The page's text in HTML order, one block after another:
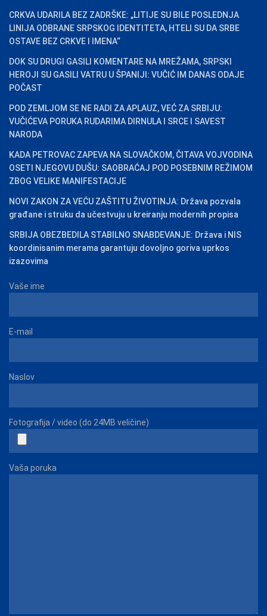
CRKVA UDARILA BEZ ZADRŠKE: „LITIJE SU BILE POSLEDNJA
LINIJA ODBRANE SRPSKOG IDENTITETA, HTELI SU DA SRBE
OSTAVE BEZ CRKVE I IMENA“
DOK SU DRUGI GASILI KOMENTARE NA MREŽAMA, SRPSKI
HEROJI SU GASILI VATRU U ŠPANIJI: VUČIĆ IM DANAS ODAJE
POČAST
POD ZEMLJOM SE NE RADI ZA APLAUZ, VEĆ ZA SRBIJU:
VUČIĆEVA PORUKA RUDARIMA DIRNULA I SRCE I SAVEST
NARODA
KADA PETROVAC ZAPEVA NA SLOVAČKOM, ČITAVA VOJVODINA
OSETI NJEGOVU DUŠU: SAOBRAĆAJ POD POSEBNIM REŽIMOM
ZBOG VELIKE MANIFESTACIJE
NOVI ZAKON ZA VEĆU ZAŠTITU ŽIVOTINJA: Država pozvala
građane i struku da učestvuju u kreiranju modernih propisa
SRBIJA OBEZBEDILA STABILNO SNABDEVANJE: Država i NIS
koordinisanim merama garantuju dovoljno goriva uprkos
izazovima
Vaše ime
E-mail
Naslov
Fotografija / video (do 24MB veličine)
Vaša poruka